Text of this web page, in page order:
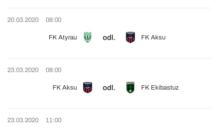
20.03.2020 08:00
FK Atyrau odl. FK Aksu
23.03.2020 08:00
FK Aksu odl. FK Ekibastuz
23.03.2020 11:00